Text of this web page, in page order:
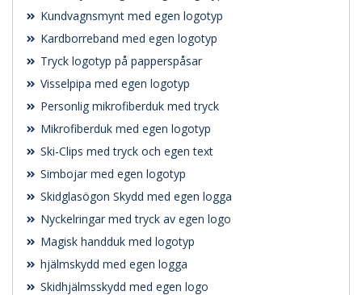
Kundvagnsmynt med egen logotyp
Kardborreband med egen logotyp
Tryck logotyp på papperspåsar
Visselpipa med egen logotyp
Personlig mikrofiberduk med tryck
Mikrofiberduk med egen logotyp
Ski-Clips med tryck och egen text
Simbojar med egen logotyp
Skidglasögon Skydd med egen logga
Nyckelringar med tryck av egen logo
Magisk handduk med logotyp
hjälmskydd med egen logga
Skidhjälmsskydd med egen logo